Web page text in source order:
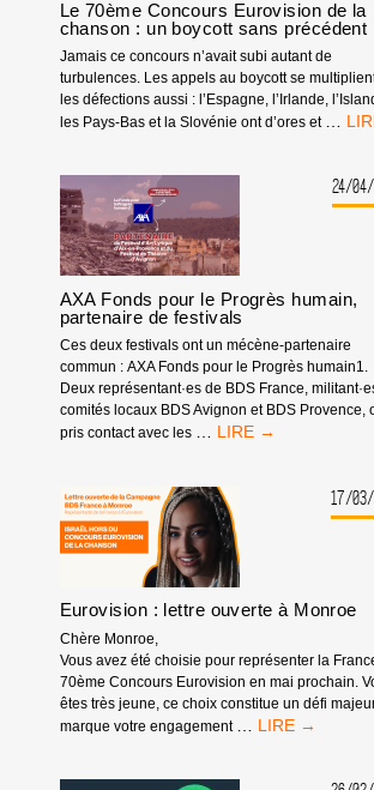
TV
POUR
LE
DE
2026
Le 70ème Concours Eurovision de la
chanson : un boycott sans précédent
Jamais ce concours n’avait subi autant de
turbulences. Les appels au boycott se
les défections aussi : l’Espagne, l’Irlande,
les Pays-Bas et la Slovénie ont d’ores et … LE
DE
UN
24/
AXA Fonds pour le Progrès humain,
partenaire de festivals
Ces deux festivals ont un mécène-partenaire
commun : AXA Fonds pour le Progrès humain1.
Deux représentant·es de BDS France,
comités locaux BDS Avignon et BDS Provence,
pris contact avec les … AXA
LE
PROGRÈS
HUMAIN,
PARTENAIRE
DE
FESTIVALS
17/
Eurovision : lettre ouverte à Monroe
Chère Monroe,
Vous avez été choisie pour représenter la
70ème Concours Eurovision en mai prochain.
êtes très jeune, ce choix constitue un défi
marque votre engagement
EUROVISION